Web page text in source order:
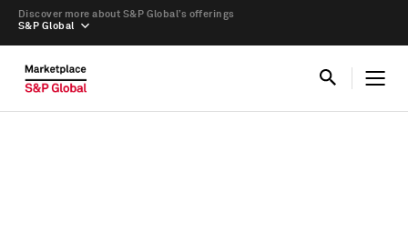
S&P Global
Discover more about S&P Global’s offerings